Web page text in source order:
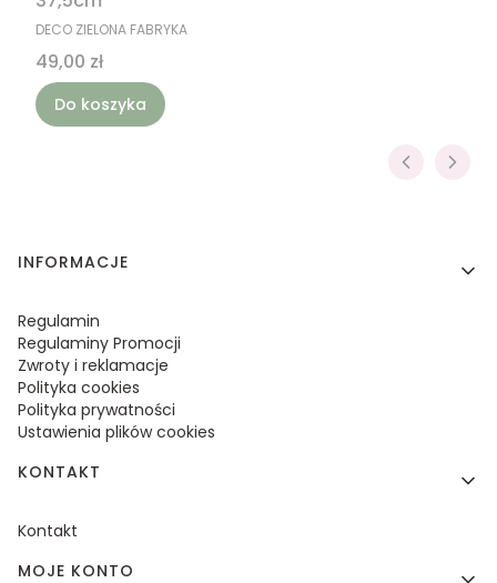
PRODUCENT
DECO ZIELONA FABRYKA
Cena
49,00 zł
Do koszyka
Linki w stopce
INFORMACJE
Regulamin
Regulaminy Promocji
Zwroty i reklamacje
Polityka cookies
Polityka prywatności
Ustawienia plików cookies
KONTAKT
Kontakt
MOJE KONTO